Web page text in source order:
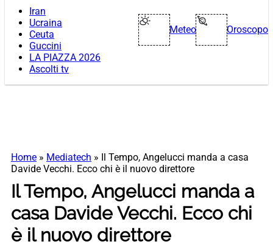
Iran
Ucraina
Ceuta
Guccini
LA PIAZZA 2026
Ascolti tv
Meteo Oroscopo
Home » Mediatech »
Il Tempo, Angelucci manda a casa
Davide Vecchi. Ecco chi è il nuovo direttore
Il Tempo, Angelucci manda a
casa Davide Vecchi. Ecco chi
è il nuovo direttore